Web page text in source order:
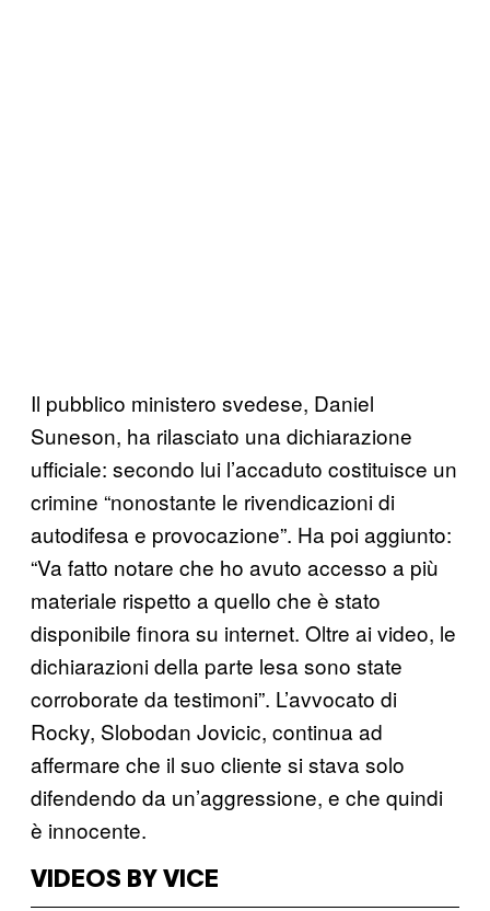
Il pubblico ministero svedese, Daniel
Suneson, ha rilasciato una dichiarazione
ufficiale: secondo lui l’accaduto costituisce un
crimine “nonostante le rivendicazioni di
autodifesa e provocazione”. Ha poi aggiunto:
“Va fatto notare che ho avuto accesso a più
materiale rispetto a quello che è stato
disponibile finora su internet. Oltre ai video, le
dichiarazioni della parte lesa sono state
corroborate da testimoni”. L’avvocato di
Rocky, Slobodan Jovicic, continua ad
affermare che il suo cliente si stava solo
difendendo da un’aggressione, e che quindi
è innocente.
VIDEOS BY VICE